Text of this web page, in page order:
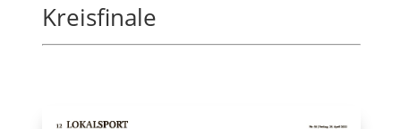
Kreisfinale